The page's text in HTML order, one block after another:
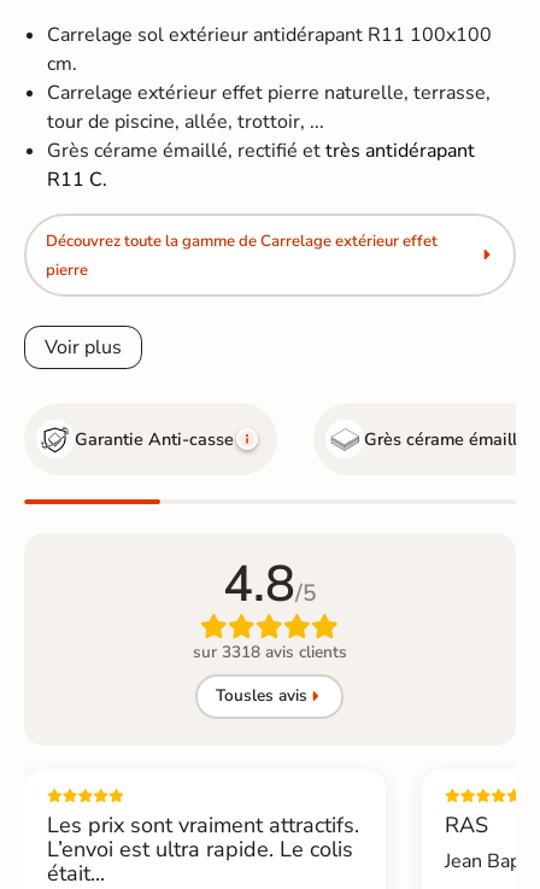
Carrelage sol extérieur antidérapant R11 100x100
cm.
Carrelage extérieur effet pierre naturelle, terrasse,
tour de piscine, allée, trottoir, ...
Grès cérame émaillé, rectifié ettrès antidérapant
R11 C.
Découvrez toute la gamme de Carrelage extérieur effet
pierre
Voir plus
Garantie Anti-casse Grès cérame émaillé
4.8/5

sur 3318 avis clients
Tousles avis
Les prix sont vraiment attractifs.
L’envoi est ultra rapide. Le colis
était...
RAS
Jean